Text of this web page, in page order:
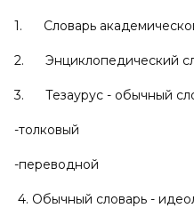
1. Словарь
2. Энциклопедический
3. Тезаурус - обычный
-толковый
-переводной
4. Обычный словарь -